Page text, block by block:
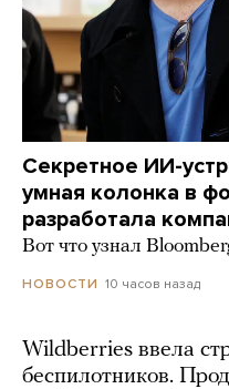
Секретное ИИ-
умная колонка в
разработала
Вот что узнал
НОВОСТИ 10 часов назад
Wildberries ввела
беспилотников.